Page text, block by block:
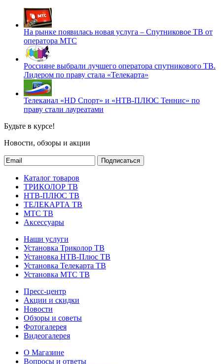
На рынке появилась новая услуга – Спутниковое ТВ от
оператора МТС
Россияне выбрали лучшего оператора спутникового ТВ.
Лидером по праву стала «Телекарта»
Телеканал «HD Спорт» и «НТВ-ПЛЮС Теннис» по
праву стали лауреатами
Будьте в курсе!
Новости, обзоры и акции
Подписаться
Каталог товаров
ТРИКОЛОР ТВ
НТВ-ПЛЮС ТВ
ТЕЛЕКАРТА ТВ
МТС ТВ
Аксессуары
Наши услуги
Установка Триколор ТВ
Установка НТВ-Плюс ТВ
Установка Телекарта ТВ
Установка МТС ТВ
Пресс-центр
Акции и скидки
Новости
Обзоры и советы
Фотогалерея
Видеогалерея
О Магазине
Вопросы и ответы